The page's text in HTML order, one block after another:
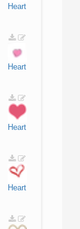
Heart
Heart
Heart
Heart